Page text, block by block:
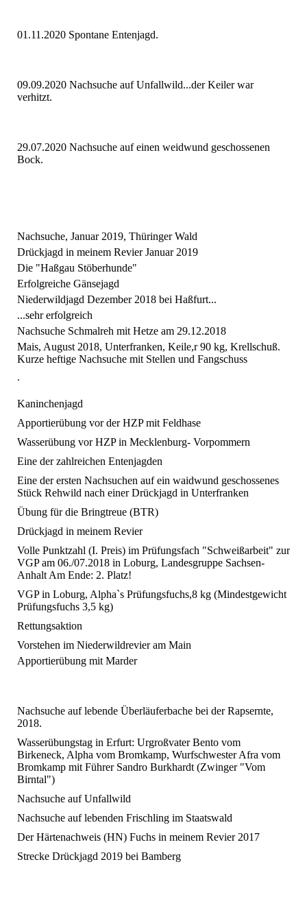
01.11.2020 Spontane Entenjagd.
09.09.2020 Nachsuche auf Unfallwild...der Keiler war
verhitzt.
29.07.2020 Nachsuche auf einen weidwund geschossenen
Bock.
Nachsuche, Januar 2019, Thüringer Wald
Drückjagd in meinem Revier Januar 2019
Die "Haßgau Stöberhunde"
Erfolgreiche Gänsejagd
Niederwildjagd Dezember 2018 bei Haßfurt...
...sehr erfolgreich
Nachsuche Schmalreh mit Hetze am 29.12.2018
Mais, August 2018, Unterfranken, Keile,r 90 kg, Krellschuß.
Kurze heftige Nachsuche mit Stellen und Fangschuss
.
Kaninchenjagd
Apportierübung vor der HZP mit Feldhase
Wasserübung vor HZP in Mecklenburg- Vorpommern
Eine der zahlreichen Entenjagden
Eine der ersten Nachsuchen auf ein waidwund geschossenes
Stück Rehwild nach einer Drückjagd in Unterfranken
Übung für die Bringtreue (BTR)
Drückjagd in meinem Revier
Volle Punktzahl (I. Preis) im Prüfungsfach "Schweißarbeit" zur
VGP am 06./07.2018 in Loburg, Landesgruppe Sachsen-
Anhalt Am Ende: 2. Platz!
VGP in Loburg, Alpha`s Prüfungsfuchs,8 kg (Mindestgewicht
Prüfungsfuchs 3,5 kg)
Rettungsaktion
Vorstehen im Niederwildrevier am Main
Apportierübung mit Marder
Nachsuche auf lebende Überläuferbache bei der Rapsernte,
2018.
Wasserübungstag in Erfurt: Urgroßvater Bento vom
Birkeneck, Alpha vom Bromkamp, Wurfschwester Afra vom
Bromkamp mit Führer Sandro Burkhardt (Zwinger "Vom
Birntal")
Nachsuche auf Unfallwild
Nachsuche auf lebenden Frischling im Staatswald
Der Härtenachweis (HN) Fuchs in meinem Revier 2017
Strecke Drückjagd 2019 bei Bamberg